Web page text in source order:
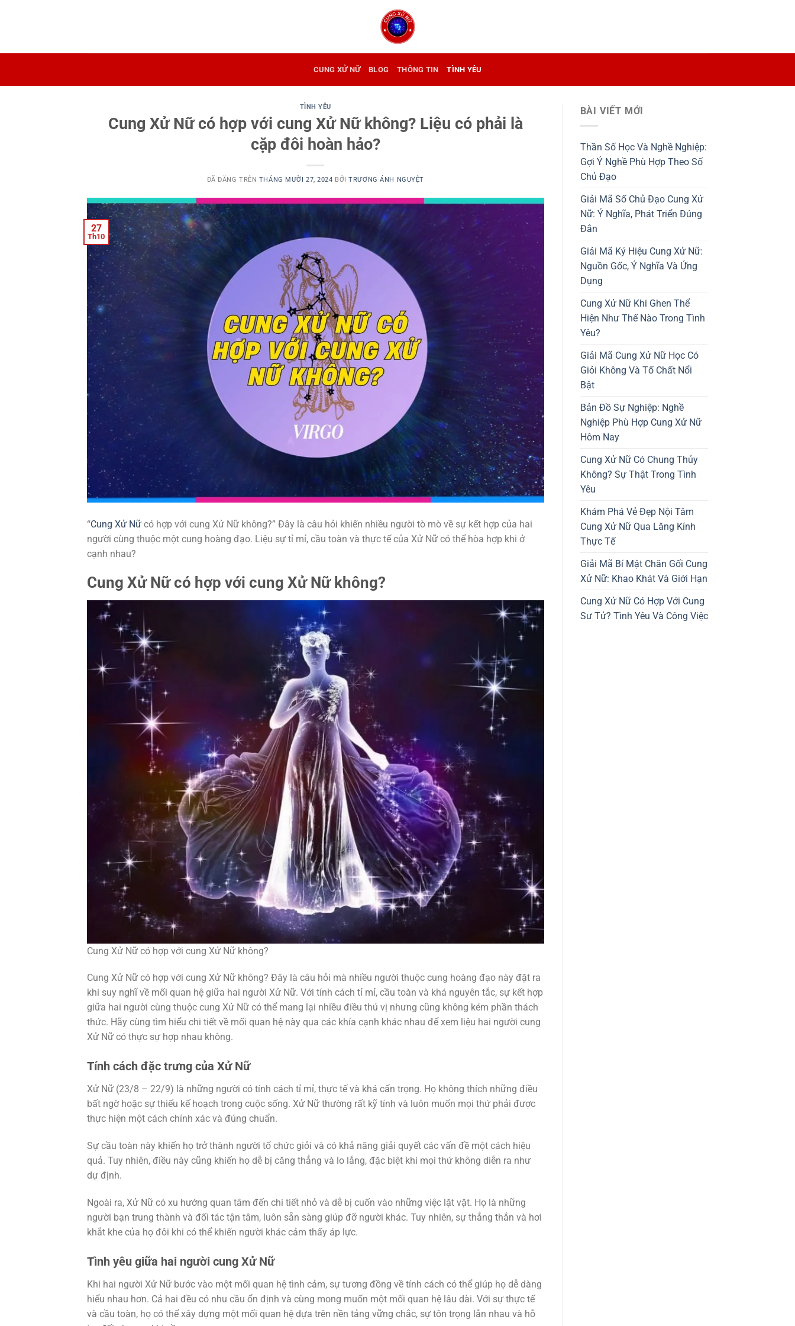
dung
CUNG XỬ NỮ BLOG THÔNG TIN TÌNH YÊU
TÌNH YÊU
Cung Xử Nữ có hợp với cung Xử Nữ không? Liệu có phải là
cặp đôi hoàn hảo?
ĐÃ ĐĂNG TRÊN THÁNG MƯỜI 27, 2024 BỞITRƯƠNG ÁNH NGUYỆT
27
Th10
“Cung Xử Nữ có hợp với cung Xử Nữ không?” Đây là câu hỏi khiến nhiều người tò mò về sự kết hợp của hai
người cùng thuộc một cung hoàng đạo. Liệu sự tỉ mỉ, cầu toàn và thực tế của Xử Nữ có thể hòa hợp khi ở
cạnh nhau?
Cung Xử Nữ có hợp với cung Xử Nữ không?
Cung Xử Nữ có hợp với cung Xử Nữ không?
Cung Xử Nữ có hợp với cung Xử Nữ không? Đây là câu hỏi mà nhiều người thuộc cung hoàng đạo này đặt ra
khi suy nghĩ về mối quan hệ giữa hai người Xử Nữ. Với tính cách tỉ mỉ, cầu toàn và khá nguyên tắc, sự kết hợp
giữa hai người cùng thuộc cung Xử Nữ có thể mang lại nhiều điều thú vị nhưng cũng không kém phần thách
thức. Hãy cùng tìm hiểu chi tiết về mối quan hệ này qua các khía cạnh khác nhau để xem liệu hai người cung
Xử Nữ có thực sự hợp nhau không.
Tính cách đặc trưng của Xử Nữ
Xử Nữ (23/8 – 22/9) là những người có tính cách tỉ mỉ, thực tế và khá cẩn trọng. Họ không thích những điều
bất ngờ hoặc sự thiếu kế hoạch trong cuộc sống. Xử Nữ thường rất kỹ tính và luôn muốn mọi thứ phải được
thực hiện một cách chính xác và đúng chuẩn.
Sự cầu toàn này khiến họ trở thành người tổ chức giỏi và có khả năng giải quyết các vấn đề một cách hiệu
quả. Tuy nhiên, điều này cũng khiến họ dễ bị căng thẳng và lo lắng, đặc biệt khi mọi thứ không diễn ra như
dự định.
Ngoài ra, Xử Nữ có xu hướng quan tâm đến chi tiết nhỏ và dễ bị cuốn vào những việc lặt vặt. Họ là những
người bạn trung thành và đối tác tận tâm, luôn sẵn sàng giúp đỡ người khác. Tuy nhiên, sự thẳng thắn và hơi
khắt khe của họ đôi khi có thể khiến người khác cảm thấy áp lực.
Tình yêu giữa hai người cung Xử Nữ
Khi hai người Xử Nữ bước vào một mối quan hệ tình cảm, sự tương đồng về tính cách có thể giúp họ dễ dàng
hiểu nhau hơn. Cả hai đều có nhu cầu ổn định và cùng mong muốn một mối quan hệ lâu dài. Với sự thực tế
và cầu toàn, họ có thể xây dựng một mối quan hệ dựa trên nền tảng vững chắc, sự tôn trọng lẫn nhau và hỗ
BÀI VIẾT MỚI
Thần Số Học Và Nghề Nghiệp:
Gợi Ý Nghề Phù Hợp Theo Số
Chủ Đạo
Giải Mã Số Chủ Đạo Cung Xử
Nữ: Ý Nghĩa, Phát Triển Đúng
Đắn
Giải Mã Ký Hiệu Cung Xử Nữ:
Nguồn Gốc, Ý Nghĩa Và Ứng
Dụng
Cung Xử Nữ Khi Ghen Thể
Hiện Như Thế Nào Trong Tình
Yêu?
Giải Mã Cung Xử Nữ Học Có
Giỏi Không Và Tố Chất Nổi
Bật
Bản Đồ Sự Nghiệp: Nghề
Nghiệp Phù Hợp Cung Xử Nữ
Hôm Nay
Cung Xử Nữ Có Chung Thủy
Không? Sự Thật Trong Tình
Yêu
Khám Phá Vẻ Đẹp Nội Tâm
Cung Xử Nữ Qua Lăng Kính
Thực Tế
Giải Mã Bí Mật Chăn Gối Cung
Xử Nữ: Khao Khát Và Giới Hạn
Cung Xử Nữ Có Hợp Với Cung
Sư Tử? Tình Yêu Và Công Việc